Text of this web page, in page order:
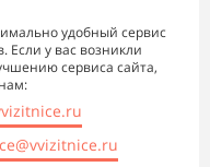
удобный сервис
Если у вас возникли
сервиса сайта,